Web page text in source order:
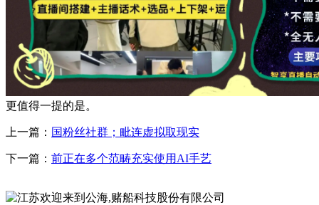
更值得一提的是。
上一篇： 国粉丝社群；毗连虚拟取现实
下一篇： 前正在多个范畴充实使用AI手艺